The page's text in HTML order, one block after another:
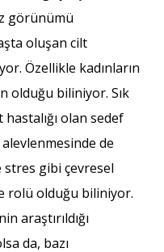
görünümü
oluşan cilt
Özellikle kadınların
olduğu biliniyor. Sık
olan sedef
alevlenmesinde de
gibi çevresel
rolü olduğu biliniyor.
araştırıldığı
da, bazı